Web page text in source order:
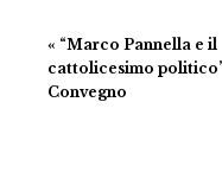
Evento
« “Marco Pannella e il
cattolicesimo
Convegno